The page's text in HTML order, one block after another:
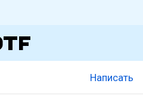
Написать